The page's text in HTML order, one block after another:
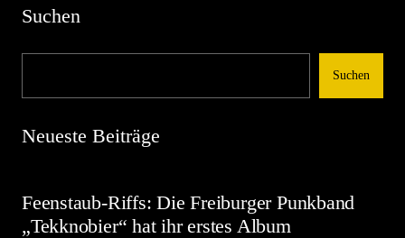
Suchen
Suchen
Neueste Beiträge
Feenstaub-Riffs: Die Freiburger Punkband
„Tekknobier“ hat ihr erstes Album